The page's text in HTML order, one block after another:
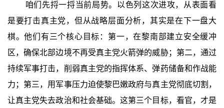
咱们先捋一捋当前局势。以色列这次进攻，从表面看
是要打击真主党，但从战略层面分析，其实是在下一盘大
棋。他们有三个核心目标：第一，在黎南部建立安全缓冲
区，确保北部边境不再受真主党火箭弹的威胁；第二，通过
持续军事打击，削弱真主党的指挥体系、弹药储备和作战能
力；第三，用军事压力迫使黎巴嫩政府与真主党彻底切割，
让真主党失去政治和社会基础。这第三个目标，看官，才是